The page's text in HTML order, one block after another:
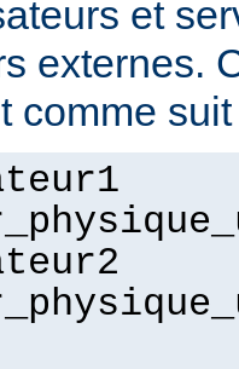
et
externes.
comme